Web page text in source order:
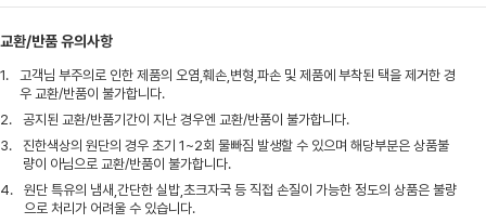
교환/반품 유의사항
1.
고객님 부주의로 인한 제품의 오염,훼손,변형,파손 및 제품에 부착된 택을 제거한 경
우 교환/반품이 불가합니다.
2.
공지된 교환/반품기간이 지난 경우엔 교환/반품이 불가합니다.
3.
진한색상의 원단의 경우 초기 1~2회 물빠짐 발생할 수 있으며 해당부분은 상품불
량이 아님으로 교환/반품이 불가합니다.
4.
원단 특유의 냄새,간단한 실밥,초크자국 등 직접 손질이 가능한 정도의 상품은 불량
으로 처리가 어려울 수 있습니다.